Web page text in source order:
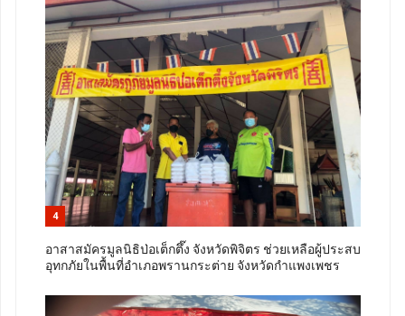
4
อาสาสมัครมูลนิธิป่อเต็กตึ๊ง จังหวัดพิจิตร ช่วยเหลือผู้ประสบ
อุทกภัยในพื้นที่อำเภอพรานกระต่าย จังหวัดกำแพงเพชร